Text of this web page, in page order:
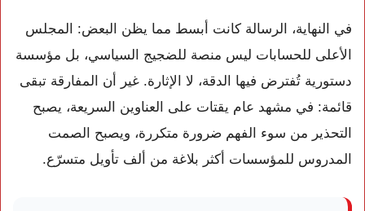
في النهاية، الرسالة كانت أبسط مما يظن البعض: المجلس
الأعلى للحسابات ليس منصة للضجيج السياسي، بل مؤسسة
دستورية تُفترض فيها الدقة، لا الإثارة. غير أن المفارقة تبقى
قائمة: في مشهد عام يقتات على العناوين السريعة، يصبح
التحذير من سوء الفهم ضرورة متكررة، ويصبح الصمت
المدروس للمؤسسات أكثر بلاغة من ألف تأويل متسرّع.